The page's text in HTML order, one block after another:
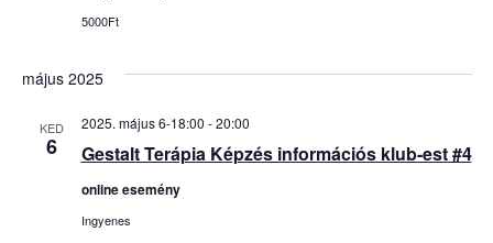
5000Ft
május 2025
KED
6 Gestalt Terápia Képzés információs klub-est #4
2025. május 6-18:00 -20:00
online esemény
Ingyenes